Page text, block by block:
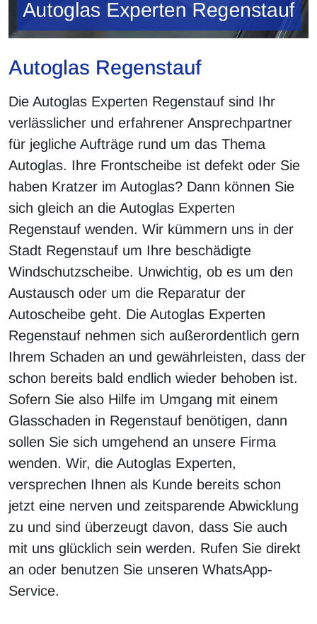
Autoglas Regenstauf
Die Autoglas Experten Regenstauf sind Ihr
verlässlicher und erfahrener Ansprechpartner
für jegliche Aufträge rund um das Thema
Autoglas. Ihre Frontscheibe ist defekt oder Sie
haben Kratzer im Autoglas? Dann können Sie
sich gleich an die Autoglas Experten
Regenstauf wenden. Wir kümmern uns in der
Stadt Regenstauf um Ihre beschädigte
Windschutzscheibe. Unwichtig, ob es um den
Austausch oder um die Reparatur der
Autoscheibe geht. Die Autoglas Experten
Regenstauf nehmen sich außerordentlich gern
Ihrem Schaden an und gewährleisten, dass der
schon bereits bald endlich wieder behoben ist.
Sofern Sie also Hilfe im Umgang mit einem
Glasschaden in Regenstauf benötigen, dann
sollen Sie sich umgehend an unsere Firma
wenden. Wir, die Autoglas Experten,
versprechen Ihnen als Kunde bereits schon
jetzt eine nerven und zeitsparende Abwicklung
zu und sind überzeugt davon, dass Sie auch
mit uns glücklich sein werden. Rufen Sie direkt
an oder benutzen Sie unseren WhatsApp-
Service.